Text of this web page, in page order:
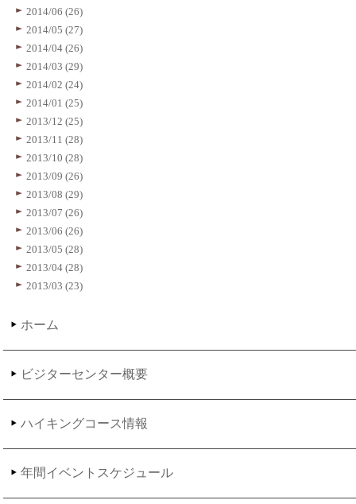
2014/06 (26)
2014/05 (27)
2014/04 (26)
2014/03 (29)
2014/02 (24)
2014/01 (25)
2013/12 (25)
2013/11 (28)
2013/10 (28)
2013/09 (26)
2013/08 (29)
2013/07 (26)
2013/06 (26)
2013/05 (28)
2013/04 (28)
2013/03 (23)
ホーム
ビジターセンター概要
ハイキングコース情報
年間イベントスケジュール